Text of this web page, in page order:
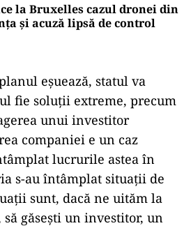
la Bruxelles cazul dronei din
și acuză lipsă de control
eșuează, statul va
fie soluții extreme, precum
unui investitor
companiei e un caz
lucrurile astea în
s-au întâmplat situaţii de
sunt, dacă ne uităm la
găseşti un investitor, un